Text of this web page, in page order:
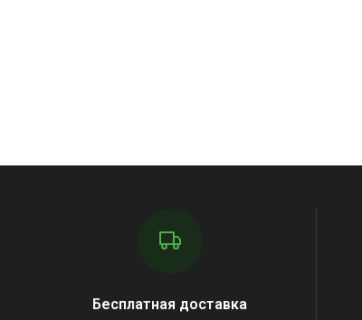
Бесплатная доставка